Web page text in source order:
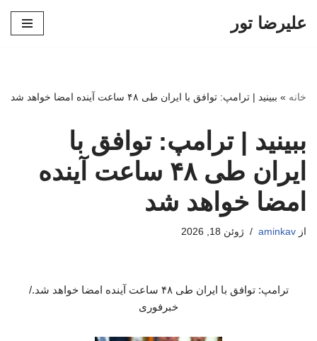
علیرضا تور
خانه » ببینید | ترامپ: توافق با ایران طی ۴۸ ساعت آینده امضا خواهد شد
ببینید | ترامپ: توافق با
ایران طی ۴۸ ساعت آینده
امضا خواهد شد
از aminkav ژوئن 18, 2026
ترامپ: توافق با ایران طی ۴۸ ساعت آینده امضا خواهد شد./
خبرفوری